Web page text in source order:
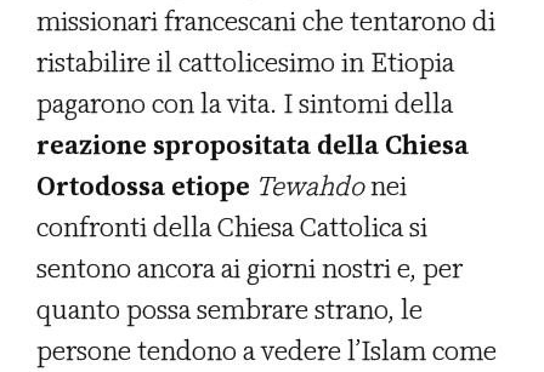
missionari francescani che tentarono di
ristabilire il cattolicesimo in Etiopia
pagarono con la vita. I sintomi della
reazione spropositata della Chiesa
Ortodossa etiope Tewahdonei
confronti della Chiesa Cattolica si
sentono ancora ai giorni nostri e, per
quanto possa sembrare strano, le
persone tendono a vedere l’Islam come